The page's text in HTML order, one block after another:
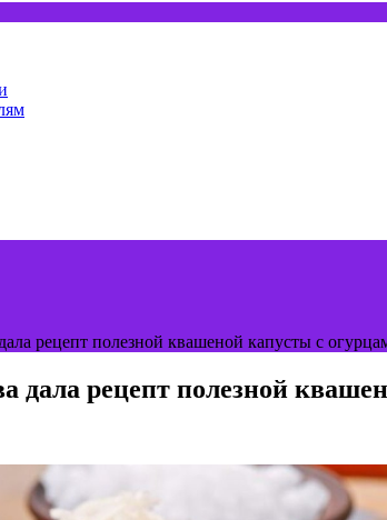
рецепт полезной квашеной капусты с
дала рецепт полезной